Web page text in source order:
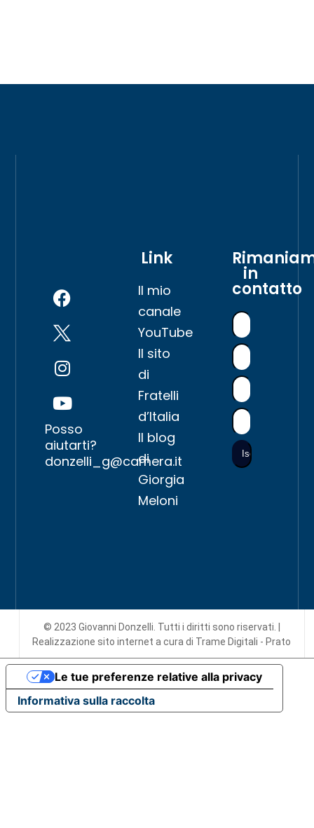
Posso
aiutarti?
donzelli_g@camera.it
Link
Il mio
canale
YouTube
Il sito
di
Fratelli
d’Italia
Il blog
di
Giorgia
Meloni
in
contatto
© 2023 Giovanni Donzelli. Tutti i diritti sono riservati. |
Realizzazione sito interneta cura di Trame Digitali - Prato
Informativa sulla raccolta
Le tue preferenze relative alla privacy